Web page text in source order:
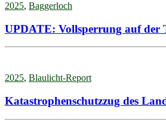
2025, Baggerloch
UPDATE: Vollsperrung auf der
2025, Blaulicht-Report
Katastrophenschutzzug des